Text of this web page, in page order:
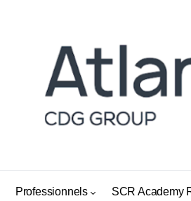
Professionnels SCR Academy
BUREAU